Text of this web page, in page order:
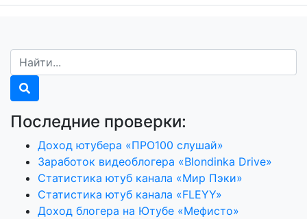
Последние проверки:
Доход ютубера «ПРО100 слушай»
Заработок видеоблогера «Blondinka Drive»
Статистика ютуб канала «Мир Пэки»
Статистика ютуб канала «FLEYY»
Доход блогера на Ютубе «Мефисто»